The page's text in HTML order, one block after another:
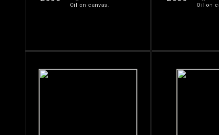
Oil on canvas.
Oil on